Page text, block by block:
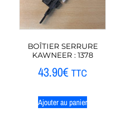
BOÎTIER SERRURE
KAWNEER : 1378
43.90€ TTC
Ajouter au panier